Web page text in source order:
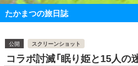
たかまつの旅日誌
公開
スクリーンショット
コラボ討滅「眠り姫と15人の